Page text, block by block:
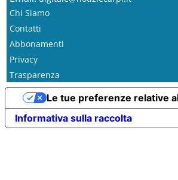
Chi Siamo
Contatti
Abbonamenti
Privacy
Trasparenza
Informativa sulla raccolta
Le tue preferenze relative